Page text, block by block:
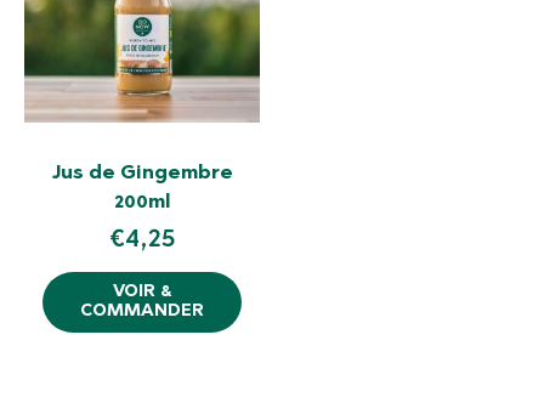
Jus de Gingembre
200ml
€4,25
VOIR &
COMMANDER